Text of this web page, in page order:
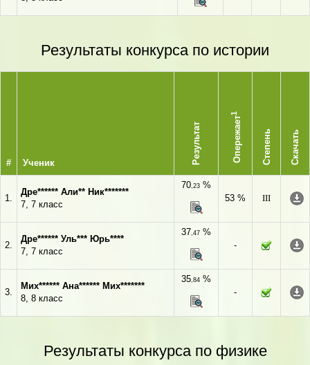
Результаты конкурса по истории
# Ученик Результат Опережает
1
Степень Скачать
1.
Дре****** Али** Ник*******
7, 7 класс
70,23 %
53 %
III
2.
Дре****** Уль*** Юрь****
7, 7 класс
37,47 %
-
3.
Мих****** Ана****** Мих*******
8, 8 класс
35,84 %
-
Результаты конкурса по физике